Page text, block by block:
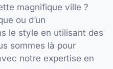
magnifique ville ?
ou d’un
le style en utilisant des
sommes là pour
notre expertise en